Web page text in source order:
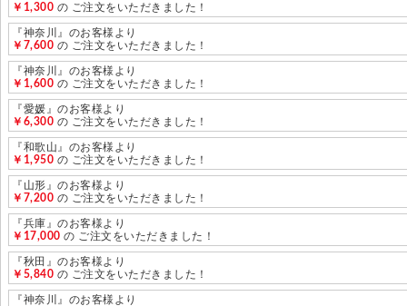
￥1,300 の ご注文をいただきました！
『神奈川』のお客様より
￥7,600 の ご注文をいただきました！
『神奈川』のお客様より
￥1,600 の ご注文をいただきました！
『愛媛』のお客様より
￥6,300 の ご注文をいただきました！
『和歌山』のお客様より
￥1,950 の ご注文をいただきました！
『山形』のお客様より
￥7,200 の ご注文をいただきました！
『兵庫』のお客様より
￥17,000 の ご注文をいただきました！
『秋田』のお客様より
￥5,840 の ご注文をいただきました！
『神奈川』のお客様より